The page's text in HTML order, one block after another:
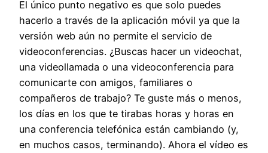
El único punto negativo es que solo puedes
hacerlo a través de la aplicación móvil ya que la
versión web aún no permite el servicio de
videoconferencias. ¿Buscas hacer un videochat,
una videollamada o una videoconferencia para
comunicarte con amigos, familiares o
compañeros de trabajo? Te guste más o menos,
los días en los que te tirabas horas y horas en
una conferencia telefónica están cambiando (y,
en muchos casos, terminando). Ahora el vídeo es